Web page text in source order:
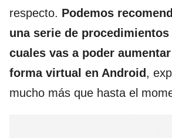
respecto. Podemos
una serie de
cuales vas a poder
forma virtual en Android ,
mucho más que hasta el